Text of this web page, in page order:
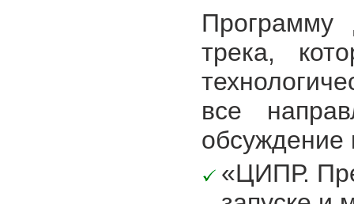
Программу
трека,
все
обсуждение
«ЦИПР.